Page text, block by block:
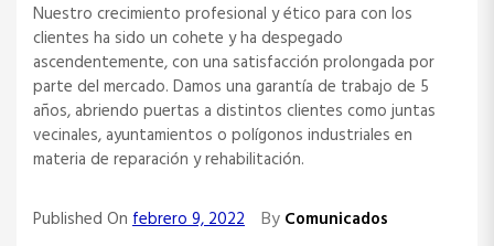
Nuestro crecimiento profesional y ético para con los
clientes ha sido un cohete y ha despegado
ascendentemente, con una satisfacción prolongada por
parte del mercado. Damos una garantía de trabajo de 5
años, abriendo puertas a distintos clientes como juntas
vecinales, ayuntamientos o polígonos industriales en
materia de reparación y rehabilitación.
Published On febrero 9, 2022 By Comunicados